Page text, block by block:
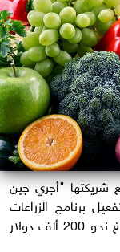
شريكتها "أجري جين
برنامج الزراعات
التعاقدية في مجال الخضر، وذلك باستثمار يبلغ نحو 200 ألف دولار